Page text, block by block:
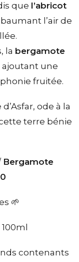
que l’abricot
l’air de
la bergamote
ajoutant une
fruitée.
ode à la
terre bénie
Bergamote
🌱
contenants